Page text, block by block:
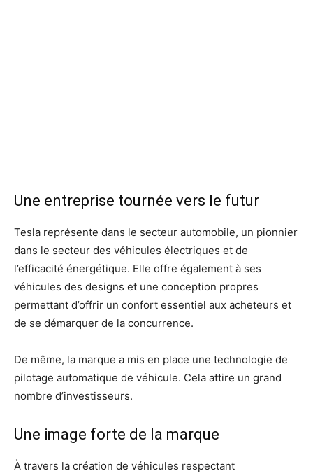
Une entreprise tournée vers le futur
Tesla représente dans le secteur automobile, un pionnier
dans le secteur des véhicules électriques et de
l’efficacité énergétique. Elle offre également à ses
véhicules des designs et une conception propres
permettant d’offrir un confort essentiel aux acheteurs et
de se démarquer de la concurrence.
De même, la marque a mis en place une technologie de
pilotage automatique de véhicule. Cela attire un grand
nombre d’investisseurs.
Une image forte de la marque
À travers la création de véhicules respectant